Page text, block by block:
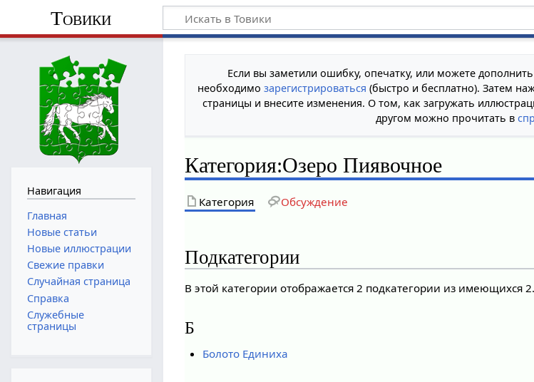
Товики
Если вы заметили ошибку, опечатку, или можете
необходимозарегистрироваться (быстро и бесплатно). Затем
страницы и внесите изменения. О том, как загружать
другом можно прочитать в
Категория:Озеро Пиявочное
Категория Обсуждение
Подкатегории
В этой категории отображается 2 подкатегории из имеющихся 2.
Б
Болото Единиха
Навигация
Главная
Новые статьи
Новые иллюстрации
Свежие правки
Случайная страница
Справка
Служебные
страницы